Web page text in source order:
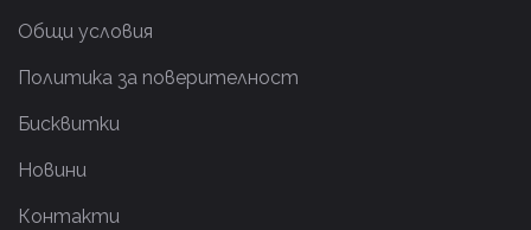
Общи условия
Политика за поверителност
Бисквитки
Новини
Контакти